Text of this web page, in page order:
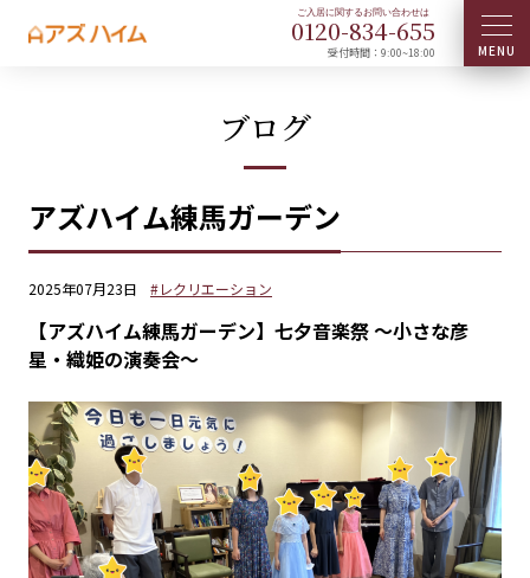
0120-834-655
受付時間：9:00~18:00
ブログ
アズハイム練馬ガーデン
2025年07月23日 #レクリエーション
【アズハイム練馬ガーデン】七夕音楽祭 ～小さな彦
星・織姫の演奏会～